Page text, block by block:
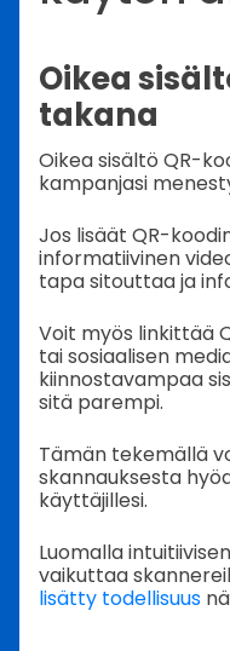
Oikea
takana
Oikea sisältö QR-
kampanjasi
Jos lisäät QR-
informatiivinen
tapa sitouttaa ja
Voit myös linkittää
tai sosiaalisen
kiinnostavampaa
sitä parempi.
Tämän tekemällä
skannauksesta
käyttäjillesi.
Luomalla
vaikuttaa
lisätty todellisuus